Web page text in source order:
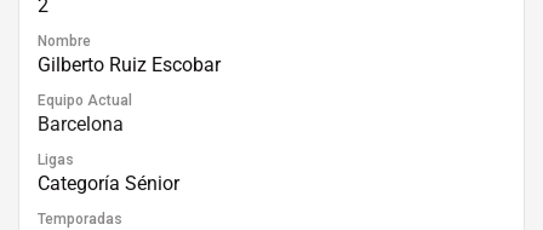
2
Nombre
Gilberto Ruiz Escobar
Equipo Actual
Barcelona
Ligas
Categoría Sénior
Temporadas